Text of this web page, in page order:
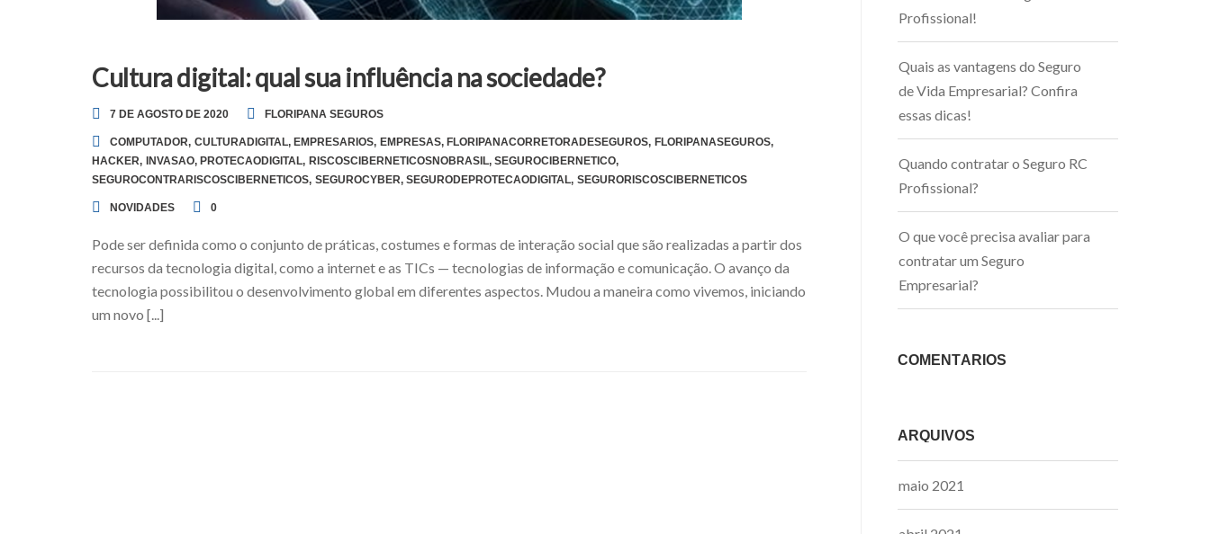
Cultura digital: qual sua influência na sociedade?
7 DE AGOSTO DE 2020 FLORIPANA SEGUROS
COMPUTADOR, CULTURADIGITAL, EMPRESARIOS, EMPRESAS, FLORIPANACORRETORADESEGUROS, FLORIPANASEGUROS,
HACKER, INVASAO, PROTECAODIGITAL, RISCOSCIBERNETICOSNOBRASIL, SEGUROCIBERNETICO,
SEGUROCONTRARISCOSCIBERNETICOS, SEGUROCYBER, SEGURODEPROTECAODIGITAL, SEGURORISCOSCIBERNETICOS
NOVIDADES 0
Pode ser definida como o conjunto de práticas, costumes e formas de interação social que são realizadas a partir dos
recursos da tecnologia digital, como a internet e as TICs — tecnologias de informação e comunicação. O avanço da
tecnologia possibilitou o desenvolvimento global em diferentes aspectos. Mudou a maneira como vivemos, iniciando
um novo [...]
Profissional!
Quais as vantagens do Seguro
de Vida Empresarial? Confira
essas dicas!
Quando contratar o Seguro RC
Profissional?
O que você precisa avaliar para
contratar um Seguro
Empresarial?
COMENTÁRIOS
ARQUIVOS
maio 2021